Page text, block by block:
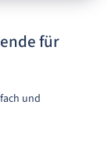
für
und